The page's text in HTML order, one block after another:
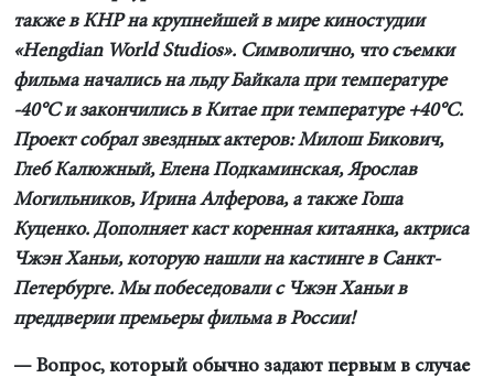
также в КНР на крупнейшей в мире киностудии
«Hengdian World Studios». Символично, что съемки
фильма начались на льду Байкала при температуре
-40°С и закончились в Китае при температуре +40°С.
Проект собрал звездных актеров: Милош Бикович,
Глеб Калюжный, Елена Подкаминская, Ярослав
Могильников, Ирина Алферова, а также Гоша
Куценко. Дополняет каст коренная китаянка, актриса
Чжэн Ханьи, которую нашли на кастинге в Санкт-
Петербурге. Мы побеседовали с Чжэн Ханьи в
преддверии премьеры фильма в России!
— Вопрос, который обычно задают первым в случае